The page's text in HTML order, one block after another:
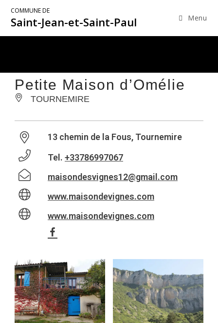
COMMUNE DE
Saint-Jean-et-Saint-Paul Menu
Petite Maison d’Omélie
TOURNEMIRE
13 chemin de la Fous, Tournemire
Tel. +33786997067
maisondesvignes12@gmail.com
www.maisondevignes.com
www.maisondevignes.com